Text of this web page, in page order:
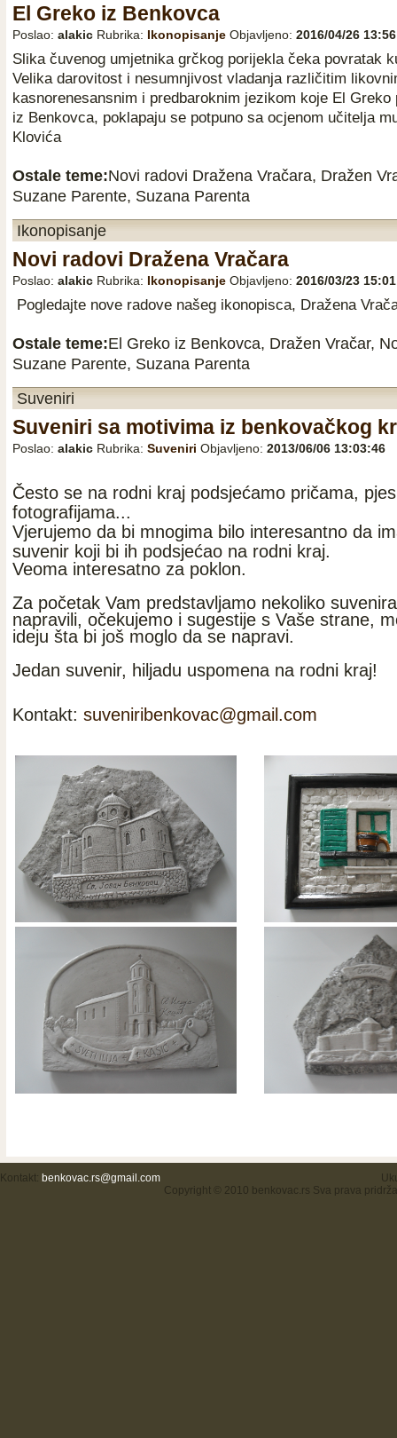
El Greko iz Benkovca
Poslao: alakic Rubrika: Ikonopisanje Objavljeno: 2016/04/26
Slika čuvenog umjetnika grčkog porijekla čeka povratak
Velika darovitost i nesumnjivost vladanja različitim
kasnorenesansnim i predbaroknim jezikom koje El
iz Benkovca, poklapaju se potpuno sa ocjenom učitelja
Klovića
Ostale teme:Novi radovi Dražena Vračara, Dražen
Suzane Parente, Suzana Parenta
Ikonopisanje
Novi radovi Dražena Vračara
Poslao: alakic Rubrika: Ikonopisanje Objavljeno: 2016/03/23
Pogledajte nove radove našeg ikonopisca, Dražena
Ostale teme:El Greko iz Benkovca, Dražen Vračar,
Suzane Parente, Suzana Parenta
Suveniri
Suveniri sa motivima iz benkovačkog
Poslao: alakic Rubrika: Suveniri Objavljeno: 2013/06/06 13:03:46
Često se na rodni kraj podsjećamo pričama,
fotografijama...
Vjerujemo da bi mnogima bilo interesantno da
suvenir koji bi ih podsjećao na rodni kraj.
Veoma interesatno za poklon.
Za početak Vam predstavljamo nekoliko
napravili, očekujemo i sugestije s Vaše strane,
ideju šta bi još moglo da se napravi.
Jedan suvenir, hiljadu uspomena na rodni kraj!
Kontakt: suveniribenkovac@gmail.com
Kontakt: benkovac.rs@gmail.com
Copyright © 2010 benkovac.rs Sva prava